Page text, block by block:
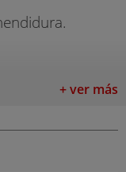
gas.
+ ver más